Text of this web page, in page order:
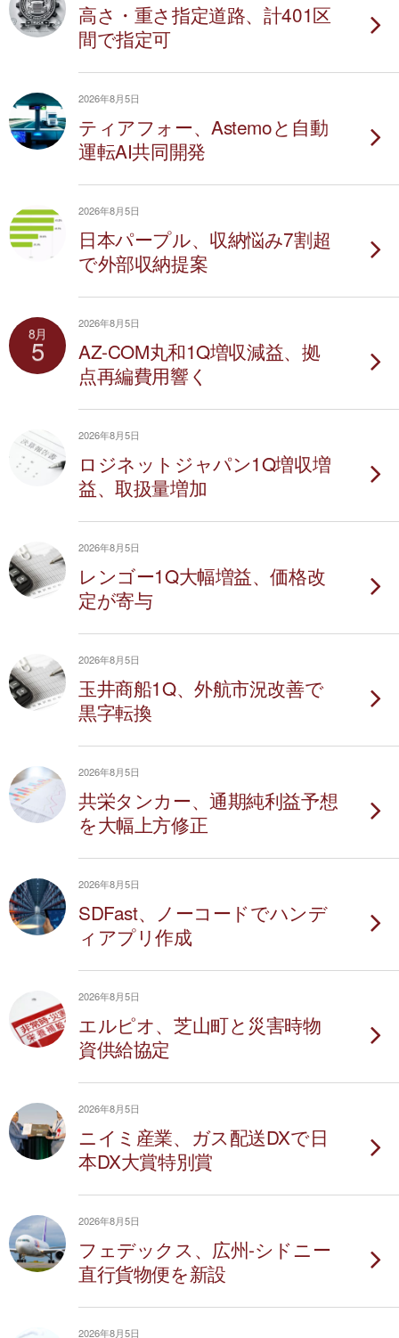
高さ・重さ指定道路、計401区
間で指定可
2026年8月5日
ティアフォー、Astemoと自動
運転AI共同開発
2026年8月5日
日本パープル、収納悩み7割超
で外部収納提案
8月
5
2026年8月5日
AZ-COM丸和1Q増収減益、拠
点再編費用響く
2026年8月5日
ロジネットジャパン1Q増収増
益、取扱量増加
2026年8月5日
レンゴー1Q大幅増益、価格改
定が寄与
2026年8月5日
玉井商船1Q、外航市況改善で
黒字転換
2026年8月5日
共栄タンカー、通期純利益予想
を大幅上方修正
2026年8月5日
SDFast、ノーコードでハンデ
ィアプリ作成
2026年8月5日
エルピオ、芝山町と災害時物
資供給協定
2026年8月5日
ニイミ産業、ガス配送DXで日
本DX大賞特別賞
2026年8月5日
フェデックス、広州-シドニー
直行貨物便を新設
2026年8月5日